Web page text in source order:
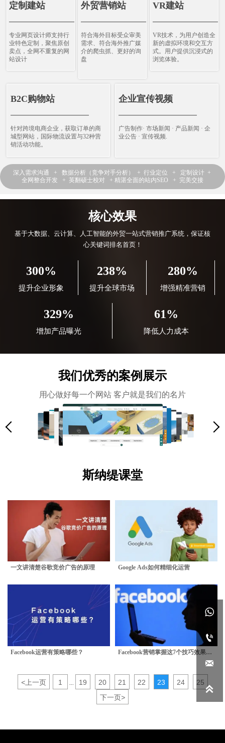
定制建站
————————————
专业网页设计师支持行
业特色定制，聚焦原创
卖点，全网不重复的网
站设计
外贸营销站
————————————
符合海外目标受众审美
需求、符合海外推广媒
介的爬虫抓、更好的询
盘
VR建站
VR技术，为用户创造全
新的虚拟环境和交互方
式。用户提供沉浸式的
浏览体验。
B2C购物站
————————————
针对跨境电商企业，获取订单的商
城型网站，国际物流设置与32种营
销活动功能。
企业宣传视频
————————————
广告制作· 市场新闻 · 产品新闻 · 企
业公告 · 宣传视频.
深入需求沟通 + 数据分析（竞争对手分析） + 行业定位 + 定制设计 +
全网整合开发 + 英翻硕士校对 + 精湛全面的站内SEO + 完美交接
核心效果
基于大数据、云计算、人工智能的外贸一站式营销推广系统，保证核
心关键词排名首页！
300%
提升企业形象
238%
提升全球市场
280%
增强精准营销
329%
增加产品曝光
61%
降低人力成本
我们优秀的案例展示
用心做好每一个网站 客户就是我们的名片
斯纳缇课堂
一文讲清楚谷歌竞价广告的原理 Google Ads如何精细化运营
Facebook运营有策略哪些？
Facebook营销掌握这7个技巧效果翻
<上一页 1 19 20 21 22 23 24
25
下一页>



